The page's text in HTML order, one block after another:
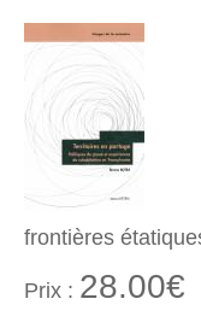
frontières
Prix : 28.00€